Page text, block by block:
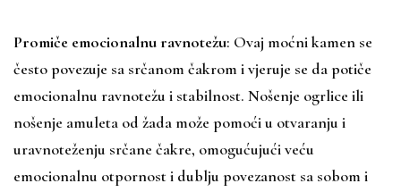
Promiče emocionalnu ravnotežu: Ovaj moćni kamen se
često povezuje sa srčanom čakrom i vjeruje se da potiče
emocionalnu ravnotežu i stabilnost. Nošenje ogrlice ili
nošenje amuleta od žada može pomoći u otvaranju i
uravnoteženju srčane čakre, omogućujući veću
emocionalnu otpornost i dublju povezanost sa sobom i